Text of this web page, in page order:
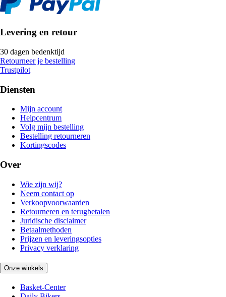
Levering en retour
30 dagen bedenktijd
Retourneer je bestelling
Trustpilot
Diensten
Mijn account
Helpcentrum
Volg mijn bestelling
Bestelling retourneren
Kortingscodes
Over
Wie zijn wij?
Neem contact op
Verkoopvoorwaarden
Retourneren en terugbetalen
Juridische disclaimer
Betaalmethoden
Prijzen en leveringsopties
Privacy verklaring
Onze winkels
Basket-Center